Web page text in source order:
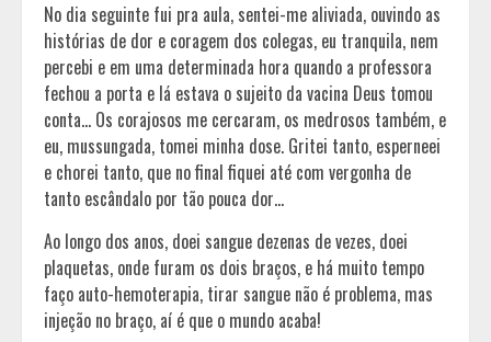
No dia seguinte fui pra aula, sentei-me aliviada, ouvindo as
histórias de dor e coragem dos colegas, eu tranquila, nem
percebi e em uma determinada hora quando a professora
fechou a porta e lá estava o sujeito da vacina Deus tomou
conta… Os corajosos me cercaram, os medrosos também, e
eu, mussungada, tomei minha dose. Gritei tanto, esperneei
e chorei tanto, que no final fiquei até com vergonha de
tanto escândalo por tão pouca dor…
Ao longo dos anos, doei sangue dezenas de vezes, doei
plaquetas, onde furam os dois braços, e há muito tempo
faço auto-hemoterapia, tirar sangue não é problema, mas
injeção no braço, aí é que o mundo acaba!